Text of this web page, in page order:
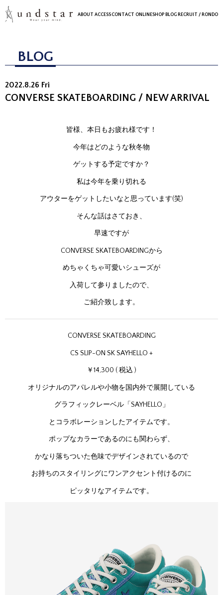
ABOUT ACCESSCONTACT ONLINESHOP BLOG RECRUIT / RONDO
BLOG
2022.8.26 Fri
CONVERSE SKATEBOARDING / NEW ARRIVAL
皆様、本日もお疲れ様です！
今年はどのような秋冬物
ゲットする予定ですか？
私は今年を乗り切れる
アウターをゲットしたいなと思っています(笑)
そんな話はさておき、
早速ですが
CONVERSE SKATEBOARDINGから
めちゃくちゃ可愛いシューズが
入荷して参りましたので、
ご紹介致します。
CONVERSE SKATEBOARDING
CS SLIP-ON SK SAYHELLO +
￥14,300 ( 税込 )
オリジナルのアパレルや小物を国内外で展開している
グラフィックレーベル「SAYHELLO」
とコラボレーションしたアイテムです。
ポップなカラーであるのにも関わらず、
かなり落ちついた色味でデザインされているので
お持ちのスタイリングにワンアクセント付けるのに
ピッタリなアイテムです。